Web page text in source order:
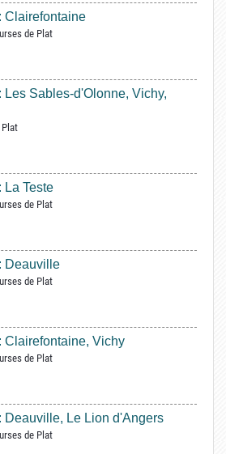
Clairefontaine
de Plat
Les Sables-d'Olonne, Vichy,
Plat
La Teste
de Plat
Deauville
de Plat
Clairefontaine, Vichy
de Plat
Deauville, Le Lion d'Angers
de Plat